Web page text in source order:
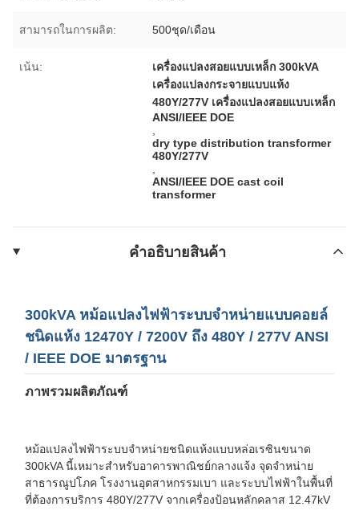
สามารถในการผลิต: 500ชุด/เดือน
เน้น:
เครื่องแปลงสอยแบบเหล็ก 300kVA
เครื่องแปลงกระจายแบบแห้ง
480Y/277V เครื่องแปลงสอยแบบเหล็ก
ANSI/IEEE DOE
dry type distribution transformer
480Y/277V
ANSI/IEEE DOE cast coil
transformer
คําอธิบายสินค้า
300kVA หม้อแปลงไฟฟ้าระบบจำหน่ายแบบคอยล์
ชนิดแห้ง 12470Y / 7200V ถึง 480Y / 277V ANSI
/ IEEE DOE มาตรฐาน
ภาพรวมผลิตภัณฑ์
หม้อแปลงไฟฟ้าระบบจำหน่ายชนิดแห้งแบบหล่อเรซินขนาด
300kVA นี้เหมาะสำหรับอาคารพาณิชย์กลางแจ้ง จุดจำหน่าย
สาธารณูปโภค โรงงานอุตสาหกรรมเบา และระบบไฟฟ้าในพื้นที่
ที่ต้องการบริการ 480Y/277V จากเครื่องป้อนหลักคลาส 12.47kV